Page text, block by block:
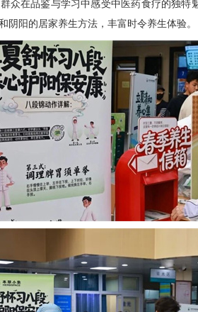
众在品鉴与学习中感受中医药食疗的独
阴阳的居家养生方法，丰富时令养生体验。